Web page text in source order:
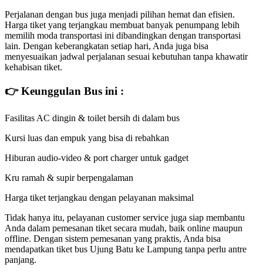
Perjalanan dengan bus juga menjadi pilihan hemat dan efisien.
Harga tiket yang terjangkau membuat banyak penumpang lebih
memilih moda transportasi ini dibandingkan dengan transportasi
lain. Dengan keberangkatan setiap hari, Anda juga bisa
menyesuaikan jadwal perjalanan sesuai kebutuhan tanpa khawatir
kehabisan tiket.
👉 Keunggulan Bus ini :
Fasilitas AC dingin & toilet bersih di dalam bus
Kursi luas dan empuk yang bisa di rebahkan
Hiburan audio-video & port charger untuk gadget
Kru ramah & supir berpengalaman
Harga tiket terjangkau dengan pelayanan maksimal
Tidak hanya itu, pelayanan customer service juga siap membantu
Anda dalam pemesanan tiket secara mudah, baik online maupun
offline. Dengan sistem pemesanan yang praktis, Anda bisa
mendapatkan tiket bus Ujung Batu ke Lampung tanpa perlu antre
panjang.